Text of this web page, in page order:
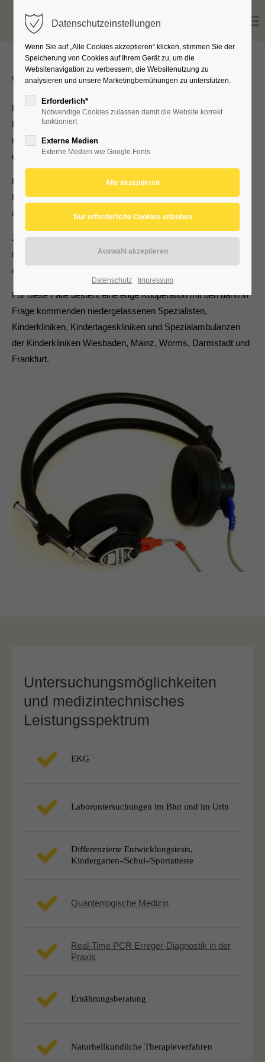
Weitere Leistungsangebote
Bei allem was wir tun steht immer Ihr Kind im Mittelpunkt.
Diagnose und Therapie ergeben sich in den meisten Fällen
nach einer sehr ausführlichen Befragung und einer
umfassenden körperlichen Untersuchung.
Eine individuelle Beratung auch bei „leichten“ Erkrankungen ist
für uns ebenso selbstverständlich, wie die Möglichkeit für Sie,
alle Ihre Fragen stellen zu können.
Zusätzlich bieten wir eine umfangreiche und leistungsfähige
medizintechnische Ausstattung, so dass Überweisungen zu
anderen Ärzten oder Klinken nur selten erforderlich werden.
Für diese Fälle besteht eine enge Kooperation mit den dann in
Frage kommenden niedergelassenen Spezialisten,
Kinderkliniken, Kindertageskliniken und Spezialambulanzen
der Kinderkliniken Wiesbaden, Mainz, Worms, Darmstadt und
Frankfurt.
Untersuchungsmöglichkeiten
und medizintechnisches
Leistungsspektrum
EKG
Laboruntersuchungen im Blut und im Urin
Differenzierte Entwicklungstests,
Kindergarten-/Schul-/Sportatteste
Quantenlogische Medizin
Real-Time PCR Erreger-Diagnostik in der
Praxis
Ernährungsberatung
Naturheilkundliche Therapieverfahren
Datenschutzeinstellungen
Wenn Sie auf „Alle Cookies akzeptieren“ klicken, stimmen Sie der
Speicherung von Cookies auf Ihrem Gerät zu, um die
Websitenavigation zu verbessern, die Websitenutzung zu
analysieren und unsere Marketingbemühungen zu unterstützen.
Erforderlich*
Notwendige Cookies zulassen damit die Website korrekt
funktioniert
Externe Medien
Externe Medien wie Google Fonts
Datenschutz Impressum